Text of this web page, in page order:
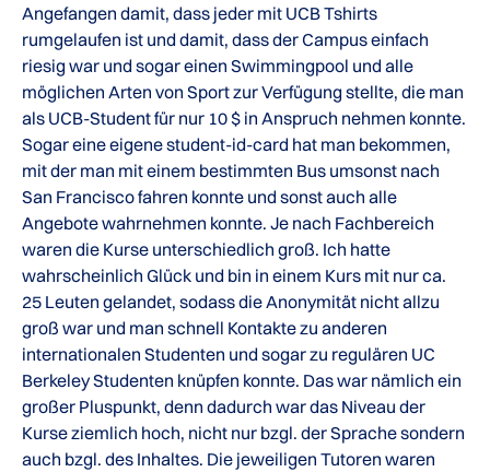
Angefangen damit, dass jeder mit UCB Tshirts
rumgelaufen ist und damit, dass der Campus einfach
riesig war und sogar einen Swimmingpool und alle
möglichen Arten von Sport zur Verfügung stellte, die man
als UCB-Student für nur 10 $ in Anspruch nehmen konnte.
Sogar eine eigene student-id-card hat man bekommen,
mit der man mit einem bestimmten Bus umsonst nach
San Francisco fahren konnte und sonst auch alle
Angebote wahrnehmen konnte. Je nach Fachbereich
waren die Kurse unterschiedlich groß. Ich hatte
wahrscheinlich Glück und bin in einem Kurs mit nur ca.
25 Leuten gelandet, sodass die Anonymität nicht allzu
groß war und man schnell Kontakte zu anderen
internationalen Studenten und sogar zu regulären UC
Berkeley Studenten knüpfen konnte. Das war nämlich ein
großer Pluspunkt, denn dadurch war das Niveau der
Kurse ziemlich hoch, nicht nur bzgl. der Sprache sondern
auch bzgl. des Inhaltes. Die jeweiligen Tutoren waren